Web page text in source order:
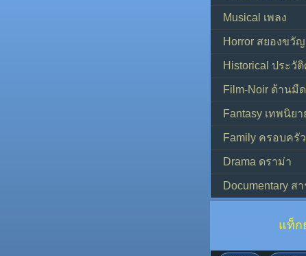
Musical เพลง
Horror สยองขวัญ
Historical ประวั
Film-Noir ด้านมื
Fantasy เทพนิยา
Family ครอบครัว
Drama ดราม่า
Documentary ส
แท็ก